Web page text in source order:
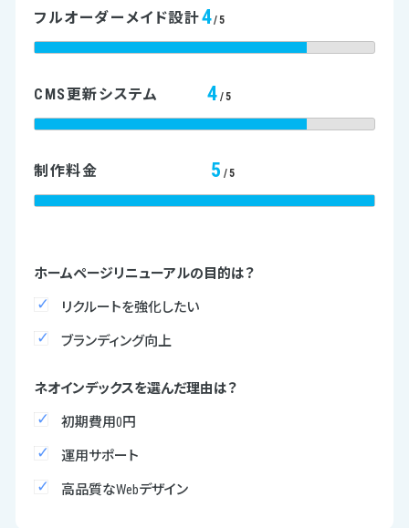
フルオーダーメイド設計4/5
CMS更新システム 4 /5
制作料金 5 /5
ホームページリニューアルの目的は？
リクルートを強化したい
ブランディング向上
ネオインデックスを選んだ理由は？
初期費用0円
運用サポート
高品質なWebデザイン